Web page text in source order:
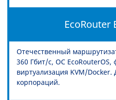
EcoRouter
Отечественный
360 Гбит/с, ОС EcoRouterOS,
виртуализация KVM/Docker.
корпораций.